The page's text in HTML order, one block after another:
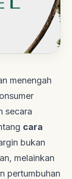
menengah
secara
cara
bukan
melainkan
pertumbuhan